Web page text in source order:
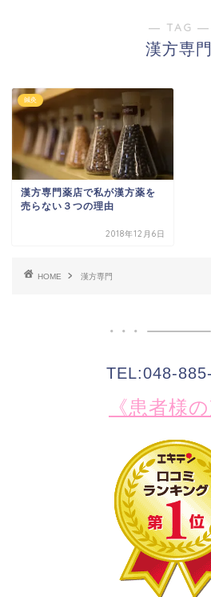
― TAG ―
漢方専門
鍼灸
漢方専門薬店で私が漢方薬を
売らない３つの理由
2018年12月6日
HOME 漢方専門
TEL:048-
《患者様の